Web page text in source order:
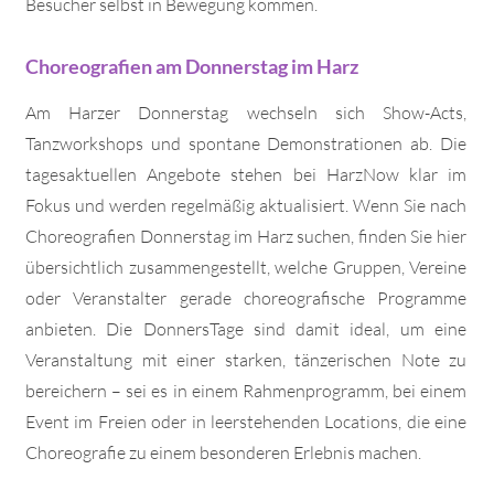
Choreografien am Donnerstag im Harz
Am Harzer Donnerstag wechseln sich Show-Acts,
Tanzworkshops und spontane Demonstrationen ab. Die
tagesaktuellen Angebote stehen bei HarzNow klar im
Fokus und werden regelmäßig aktualisiert. Wenn Sie nach
Choreografien Donnerstag im Harz suchen, finden Sie hier
übersichtlich zusammengestellt, welche Gruppen, Vereine
oder Veranstalter gerade choreografische Programme
anbieten. Die DonnersTage sind damit ideal, um eine
Veranstaltung mit einer starken, tänzerischen Note zu
bereichern – sei es in einem Rahmenprogramm, bei einem
Event im Freien oder in leerstehenden Locations, die eine
Choreografie zu einem besonderen Erlebnis machen.